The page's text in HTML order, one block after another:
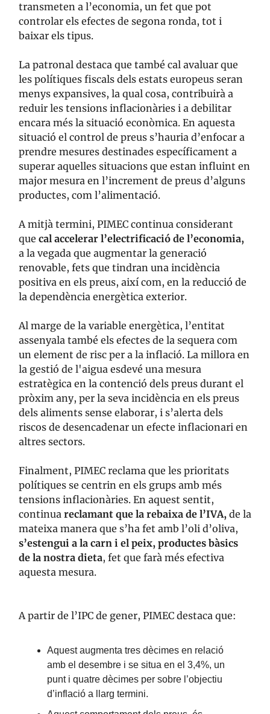
transmeten a l’economia, un fet que pot
controlar els efectes de segona ronda, tot i
baixar els tipus.
La patronal destaca que també cal avaluar que
les polítiques fiscals dels estats europeus seran
menys expansives, la qual cosa, contribuirà a
reduir les tensions inflacionàries i a debilitar
encara més la situació econòmica. En aquesta
situació el control de preus s’hauria d’enfocar a
prendre mesures destinades específicament a
superar aquelles situacions que estan influint en
major mesura en l’increment de preus d’alguns
productes, com l’alimentació.
A mitjà termini, PIMEC continua considerant
que cal accelerar l’electrificació de l’economia,
a la vegada que augmentar la generació
renovable, fets que tindran una incidència
positiva en els preus, així com, en la reducció de
la dependència energètica exterior.
Al marge de la variable energètica, l’entitat
assenyala també els efectes de la sequera com
un element de risc per a la inflació. La millora en
la gestió de l'aigua esdevé una mesura
estratègica en la contenció dels preus durant el
pròxim any, per la seva incidència en els preus
dels aliments sense elaborar, i s’alerta dels
riscos de desencadenar un efecte inflacionari en
altres sectors.
Finalment, PIMEC reclama que les prioritats
polítiques se centrin en els grups amb més
tensions inflacionàries. En aquest sentit,
continua reclamant que la rebaixa de l’IVA, de la
mateixa manera que s’ha fet amb l’oli d’oliva,
s’estengui a la carn i el peix, productes bàsics
de la nostra dieta, fet que farà més efectiva
aquesta mesura.
A partir de l’IPC de gener, PIMEC destaca que:
Aquest augmenta tres dècimes en relació
amb el desembre i se situa en el 3,4%, un
punt i quatre dècimes per sobre l’objectiu
d’inflació a llarg termini.